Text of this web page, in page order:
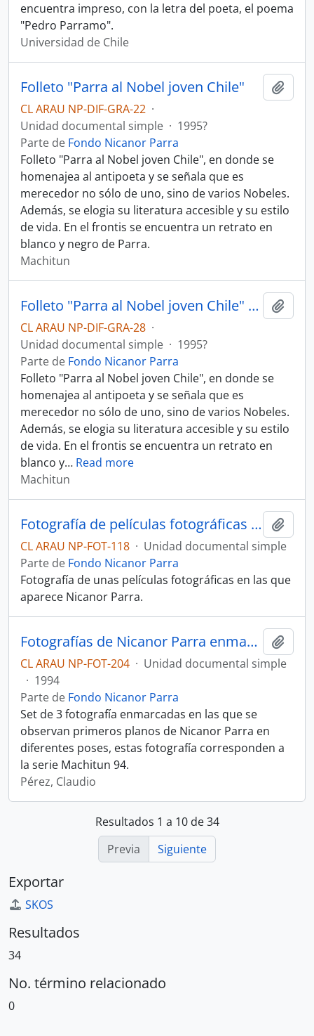
encuentra impreso, con la letra del poeta, el poema
"Pedro Parramo".
Universidad de Chile
Folleto "Parra al Nobel joven Chile"
CL ARAU NP-DIF-GRA-22 ·
Unidad documental simple · 1995?
Parte de Fondo Nicanor Parra
Folleto "Parra al Nobel joven Chile", en donde se
homenajea al antipoeta y se señala que es
merecedor no sólo de uno, sino de varios Nobeles.
Además, se elogia su literatura accesible y su estilo
de vida. En el frontis se encuentra un retrato en
blanco y negro de Parra.
Machitun
Folleto "Parra al Nobel joven Chile" con sobre
CL ARAU NP-DIF-GRA-28 ·
Unidad documental simple · 1995?
Parte de Fondo Nicanor Parra
Folleto "Parra al Nobel joven Chile", en donde se
homenajea al antipoeta y se señala que es
merecedor no sólo de uno, sino de varios Nobeles.
Además, se elogia su literatura accesible y su estilo
de vida. En el frontis se encuentra un retrato en
blanco y… Read more
Machitun
Fotografía de películas fotográficas de Nicanor Parra
CL ARAU NP-FOT-118 · Unidad documental simple
Parte de Fondo Nicanor Parra
Fotografía de unas películas fotográficas en las que
aparece Nicanor Parra.
Fotografías de Nicanor Parra enmarcadas
CL ARAU NP-FOT-204 · Unidad documental simple
· 1994
Parte de Fondo Nicanor Parra
Set de 3 fotografía enmarcadas en las que se
observan primeros planos de Nicanor Parra en
diferentes poses, estas fotografía corresponden a
la serie Machitun 94.
Pérez, Claudio
Resultados 1 a 10 de 34
Previa
Siguiente
Exportar
SKOS
Resultados
34
No. término relacionado
0